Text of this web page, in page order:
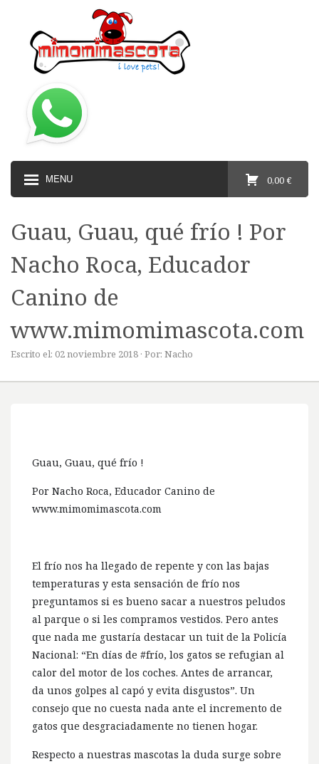
MENU 0,00 €
Guau, Guau, qué frío ! Por
Nacho Roca, Educador
Canino de
www.mimomimascota.com
Escrito el: 02 noviembre 2018 · Por: Nacho
Guau, Guau, qué frío !
Por Nacho Roca, Educador Canino de
www.mimomimascota.com
El frío nos ha llegado de repente y con las bajas
temperaturas y esta sensación de frío nos
preguntamos si es bueno sacar a nuestros peludos
al parque o si les compramos vestidos. Pero antes
que nada me gustaría destacar un tuit de la Policía
Nacional: “En días de #frío, los gatos se refugian al
calor del motor de los coches. Antes de arrancar,
da unos golpes al capó y evita disgustos”. Un
consejo que no cuesta nada ante el incremento de
gatos que desgraciadamente no tienen hogar.
Respecto a nuestras mascotas la duda surge sobre